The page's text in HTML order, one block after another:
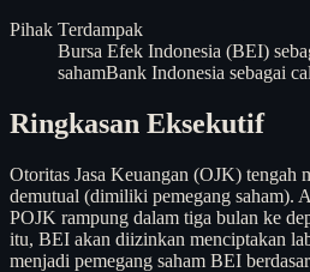
Pihak Terdampak
Bursa Efek Indonesia (BEI)
sahamBank Indonesia sebagai
Ringkasan Eksekutif
Otoritas Jasa Keuangan (OJK)
demutual (dimiliki pemegang saham).
POJK rampung dalam tiga bulan ke
itu, BEI akan diizinkan menciptakan
menjadi pemegang saham BEI